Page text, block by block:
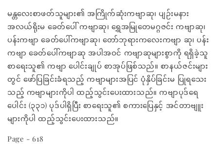
မန္တလေးစာဖတ်သူများ၏ အကြိုက်ဆုံးကဗျာဆု၊ ပျဉ်းမနား
အလယ်ရိုးမ ခေတ်ပေါ် ကဗျာဆု၊ ရွှေအမြုတေမဂ္ဂဇင်း ကဗျာဆု၊
ပန်းကဗျာ ခေတ်ပေါ်ကဗျာဆု၊ တော်ဘုရားကလေးကဗျာ ဆု၊ ပန်း
ကဗျာ ခေတ်ပေါ်ကဗျာဆု အပါအဝင် ကဗျာဆုများစွာကို ရရှိခဲ့သူ
စာရေးသူ၏ ကဗျာ ပေါင်းချုပ် စာအုပ်ဖြစ်သည်။ စာနယ်ဇင်းများ
တွင် ဖော်ပြခြင်းခံရသည့် ကဗျာများအပြင် ပုံနှိပ်ခြင်းမ ပြုရသေး
သည့် ကဗျာများကိုပါ ထည့်သွင်းပေးထားသည်။ ကဗျာပုဒ်ရေ
ပေါင်း (၃၃၁) ပုဒ်ပါရှိပြီး စာရေးသူ၏ စကားပြေနှင့် အင်တာဗျူး
များကိုပါ ထည့်သွင်းပေးထားသည်။
Page - 618